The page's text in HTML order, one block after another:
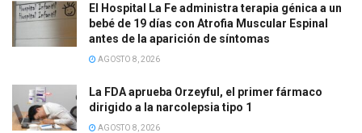
El Hospital La Fe administra terapia génica a un
bebé de 19 días con Atrofia Muscular Espinal
antes de la aparición de síntomas
AGOSTO 8, 2026
La FDA aprueba Orzeyful, el primer fármaco
dirigido a la narcolepsia tipo 1
AGOSTO 8, 2026